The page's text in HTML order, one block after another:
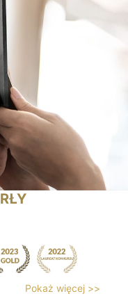
Pokaż więcej >>